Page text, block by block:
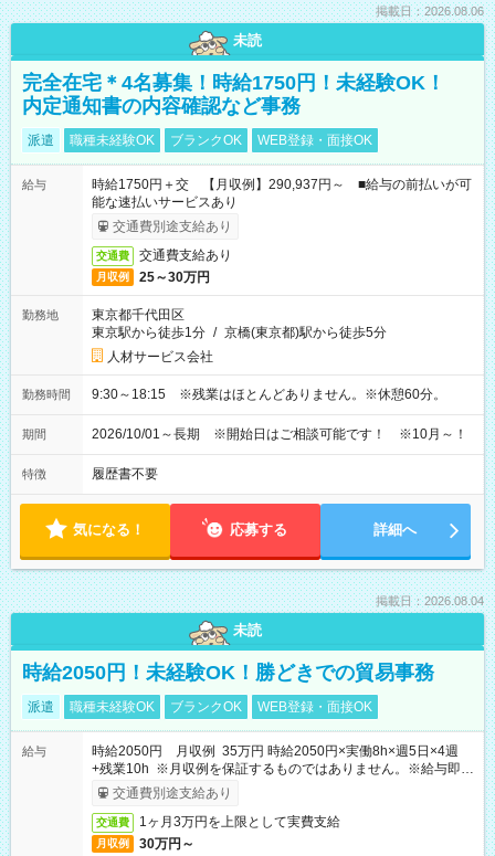
掲載日：2026.08.06
未読
完全在宅＊4名募集！時給1750円！未経験OK！
内定通知書の内容確認など事務
派遣 職種未経験OK ブランクOK WEB登録・面接OK
給与
時給1750円＋交 【月収例】290,937円～ ■給与の前払いが可
能な速払いサービスあり
交通費別途支給あり
交通費 交通費支給あり
月収例 25～30万円
勤務地
東京都千代田区
東京駅から徒歩1分 / 京橋(東京都)駅から徒歩5分
人材サービス会社
勤務時間 9:30～18:15 ※残業はほとんどありません。※休憩60分。
期間 2026/10/01～長期 ※開始日はご相談可能です！ ※10月～！
特徴 履歴書不要
気になる！ 応募する 詳細へ
掲載日：2026.08.04
未読
時給2050円！未経験OK！勝どきでの貿易事務
派遣 職種未経験OK ブランクOK WEB登録・面接OK
給与
時給2050円 月収例 35万円 時給2050円×実働8h×週5日×4週
+残業10h ※月収例を保証するものではありません。※給与即受
取りサービス利用可（利用条件有）
交通費別途支給あり
交通費 1ヶ月3万円を上限として実費支給
月収例 30万円～